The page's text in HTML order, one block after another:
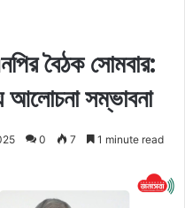
বৈঠক সোমবার:
আলোচনা সম্ভাবনা
0 7 1 minute read